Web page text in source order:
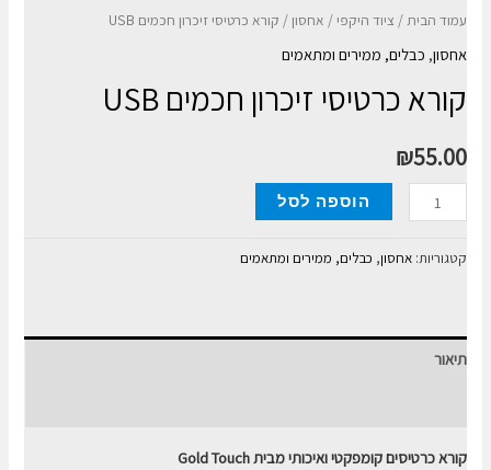
עמוד הבית/ ציוד היקפי/ אחסון/ קורא כרטיסי זיכרון חכמים USB
אחסון, כבלים, ממירים ומתאמים
קורא כרטיסי זיכרון חכמים USB
₪55.00
כמות
של
קורא
חכמים
הוספה לסל
קטגוריות:אחסון, כבלים, ממירים ומתאמים
תיאור
קורא כרטיסים קומפקטי ואיכותי מבית Gold Touch